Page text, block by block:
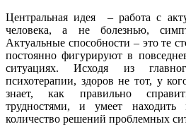
Центральная идея – работа с
человека, а не болезнью,
Актуальные способности – это те
постоянно фигурируют в
ситуациях. Исходя из
психотерапии, здоров не тот, у
знает, как правильно
трудностями, и умеет находить
количество решений проблемных